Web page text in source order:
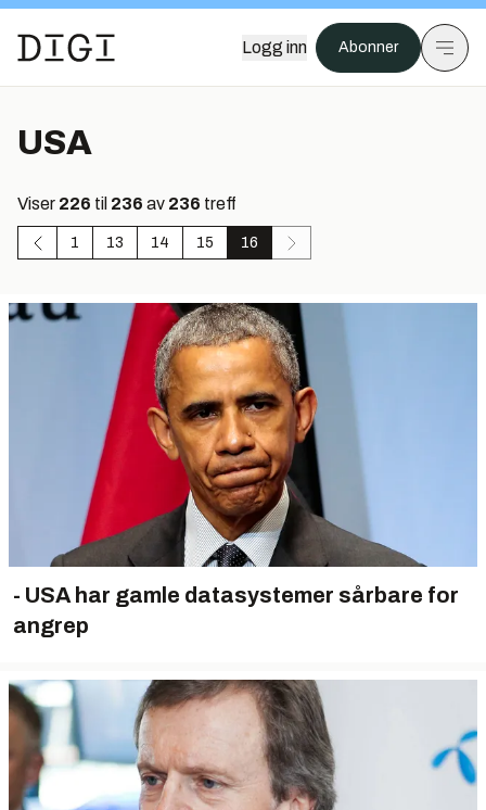
Logg inn Abonner
USA
Viser 226 til 236 av 236 treff
1 13 14 15 16
- USA har gamle datasystemer sårbare for
angrep